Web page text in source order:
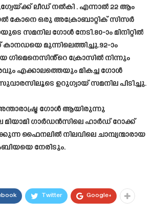
ലീഡ് നൽകി . എന്നാൽ 22 ആം
കോനെ ഒരു അക്രോബാറ്റിക് സിസർ
സമനില ഗോൾ നേടി.80-ാം മിനിറ്റിൽ
മുന്നിലെത്തിച്ചു.92-ാം
ഗിമെനെസിൻ്റെ ക്രോസിൽ നിന്നും
എക്കാലത്തെയും മികച്ച ഗോൾ
ഉറുഗ്വായ് സമനില പിടിച്ചു.
അന്താരാഷ്ട്ര ഗോൾ ആയിരുന്നു
മിയാമി ഗാർഡൻസിലെ ഹാർഡ് റോക്ക്
ഫൈനലിൽ നിലവിലെ ചാമ്പ്യന്മാരായ
നേരിടും.
Twitter Google+